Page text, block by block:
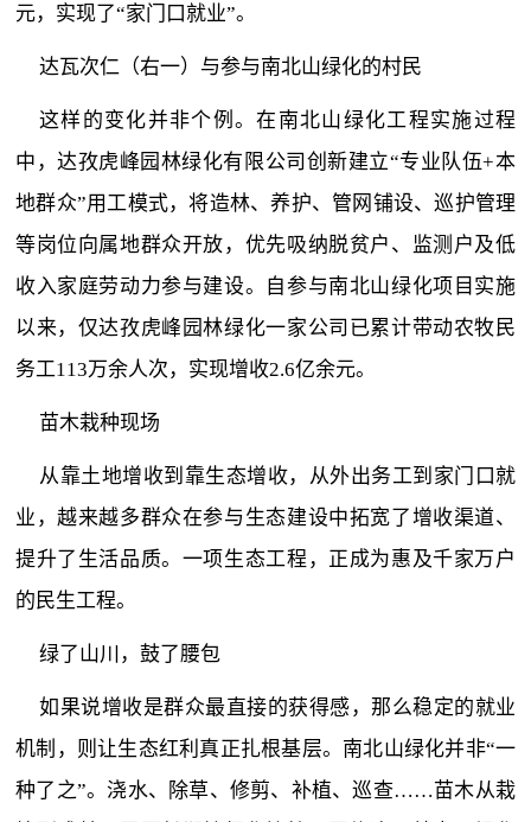
元，实现了“家门口就业”。
达瓦次仁（右一）与参与南北山绿化的村民
这样的变化并非个例。在南北山绿化工程实施过程
中，达孜虎峰园林绿化有限公司创新建立“专业队伍+本
地群众”用工模式，将造林、养护、管网铺设、巡护管理
等岗位向属地群众开放，优先吸纳脱贫户、监测户及低
收入家庭劳动力参与建设。自参与南北山绿化项目实施
以来，仅达孜虎峰园林绿化一家公司已累计带动农牧民
务工113万余人次，实现增收2.6亿余元。
苗木栽种现场
从靠土地增收到靠生态增收，从外出务工到家门口就
业，越来越多群众在参与生态建设中拓宽了增收渠道、
提升了生活品质。一项生态工程，正成为惠及千家万户
的民生工程。
绿了山川，鼓了腰包
如果说增收是群众最直接的获得感，那么稳定的就业
机制，则让生态红利真正扎根基层。南北山绿化并非“一
种了之”。浇水、除草、修剪、补植、巡查……苗木从栽